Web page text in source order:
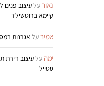
נאורעלעיצוב
קיימא ברוטשילד
אמירעל אגרנות
ימה על
סטייל